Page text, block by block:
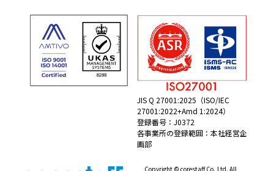
JIS Q 27001:2025（ISO/IEC
27001:2022+Amd 1:2024）
登録番号：J0372
各事業所の登録範囲：本社経営企
画部
Copyright © corestaff Co.,Ltd. All